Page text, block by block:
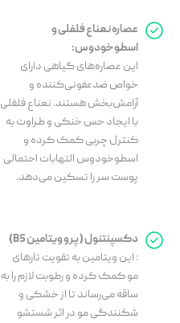
عصاره نعناع فلفلی و
اسطوخودوس:
این عصاره‌های گیاهی دارای
خواص ضدعفونی‌کننده و
آرامش‌بخش هستند. نعناع فلفلی
با ایجاد حس خنکی و طراوت به
کنترل چربی کمک کرده و
اسطوخودوس التهابات احتمالی
پوست سر را تسکین می‌دهد.
دکسپنتنول (پرو ویتامین B5)
: این ویتامین به تقویت تارهای
مو کمک کرده و رطوبت لازم را به
ساقه می‌رساند تا از خشکی و
شکنندگی مو در اثر شستشو